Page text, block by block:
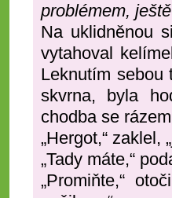
problémem,
Na uklidněnou
vytahoval
Leknutím sebou
skvrna, byla
chodba se
„Hergot,“
„Tady máte,“
„Promiňte,“